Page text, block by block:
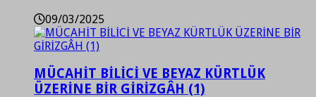
09/03/2025
MÜCAHİT BİLİCİ VE BEYAZ KÜRTLÜK
ÜZERİNE BİR GİRİZGÂH (1)